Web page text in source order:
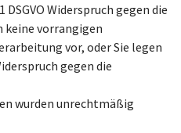
DSGVO Widerspruch gegen die
keine vorrangigen
vor, oder Sie legen
gegen die
wurden unrechtmäßig